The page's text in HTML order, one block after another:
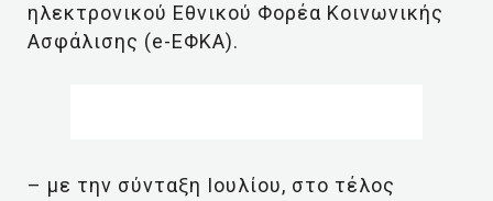
ηλεκτρονικού Εθνικού Φορέα Κοινωνικής
Ασφάλισης (e-ΕΦΚΑ).
– με την σύνταξη Ιουλίου, στο τέλος